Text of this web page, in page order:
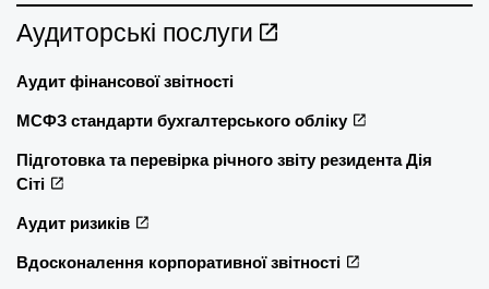
Аудиторські послуги
Аудит фінансової звітності
МСФЗ стандарти бухгалтерського обліку
Підготовка та перевірка річного звіту резидента Дія
Сіті
Аудит ризиків
Вдосконалення корпоративної звітності